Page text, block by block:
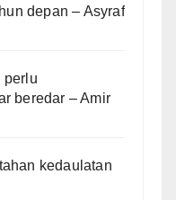
depan – Asyraf
perlu
beredar – Amir
kedaulatan